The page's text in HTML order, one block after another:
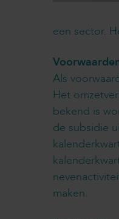
een sector.
Als
Het
bekend is
de subsidie
maken.